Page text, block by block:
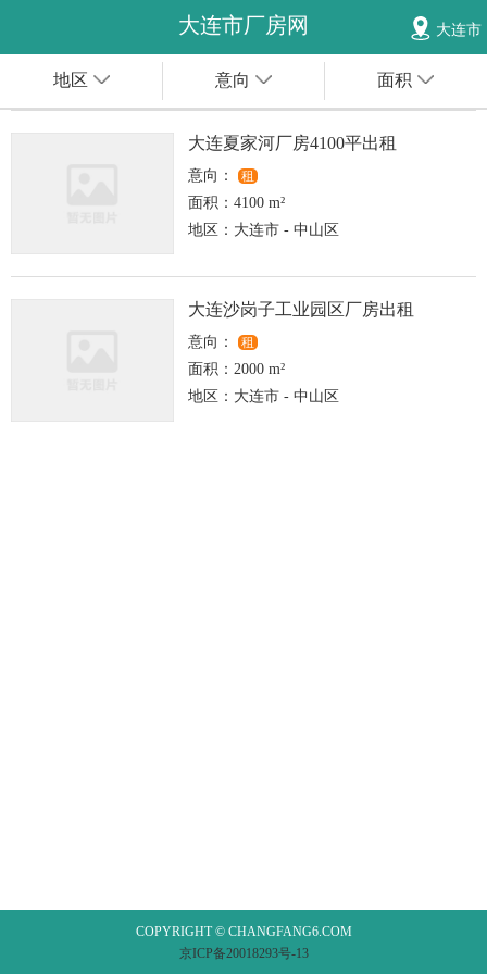
大连市厂房网 大连市
地区 意向 面积
大连夏家河厂房4100平出租
意向： 租
面积： 4100 m²
地区： 大连市 - 中山区
大连沙岗子工业园区厂房出租
意向： 租
面积： 2000 m²
地区： 大连市 - 中山区
COPYRIGHT © CHANGFANG6.COM
京ICP备20018293号-13